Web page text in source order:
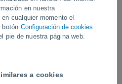
en nuestra
cualquier momento el
botón Configuración de cookies
pie de nuestra página web.
a cookies